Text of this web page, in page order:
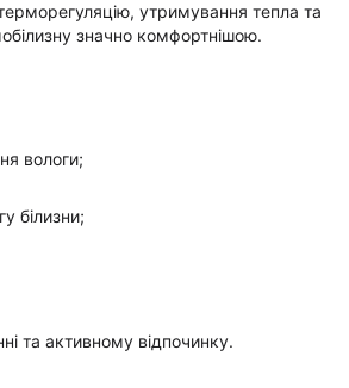
утримування тепла та
значно комфортнішою.
вологи;
білизни;
та активному відпочинку.